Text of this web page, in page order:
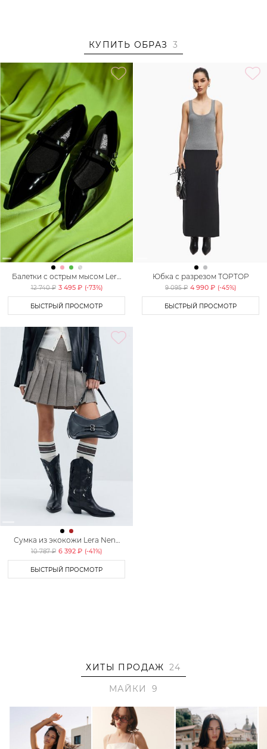
Образ дополненБАЛЕТКИ С ОСТРЫМ МЫСОМ LERA
NENA UNREAL,ЮБКА С РАЗРЕЗОМ TOPTOP,СУМКА ИЗ
ЭКОКОЖИ LERA NENA UNREAL
КУПИТЬ ОБРАЗ 3
Балетки с острым мысом Lera
Nena Unreal
12 740 ₽ 3 495 ₽ (-73%)
БЫСТРЫЙ ПРОСМОТР
Юбка с разрезом TOPTOP
9 095 ₽ 4 990 ₽ (-45%)
БЫСТРЫЙ ПРОСМОТР
Сумка из экокожи Lera Nena
Unreal
10 787 ₽ 6 392 ₽ (-41%)
БЫСТРЫЙ ПРОСМОТР
ХИТЫ ПРОДАЖ 24
МАЙКИ
9